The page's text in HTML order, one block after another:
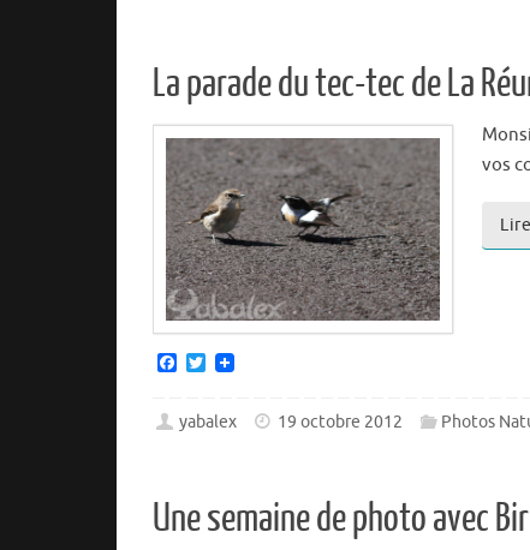
La parade du tec-tec de La
vos
F
e
b
T
t
yabalex 19 octobre 2012 Photos
Une semaine de photo avec